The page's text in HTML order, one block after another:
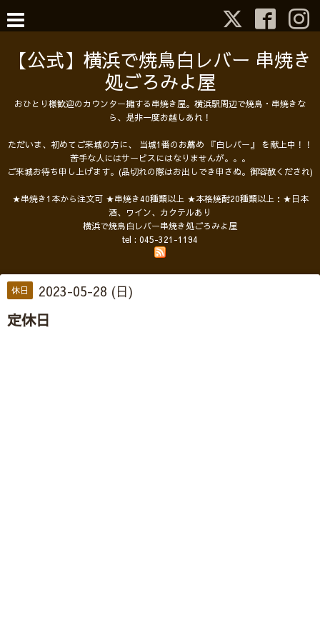
【公式】横浜で焼鳥白レバー 串焼き
処ごろみよ屋
おひとり様歓迎のカウンター擁する串焼き屋。横浜駅周辺で焼鳥・串焼きな
ら、是非一度お越しあれ！
ただいま、初めてご来城の方に、 当城1番のお薦め 『白レバー』 を献上中！！
苦手な人にはサービスにはなりませんが。。。
ご来城お待ち申し上げます。(品切れの際はお出しでき申さぬ。御容赦くだされ)
★串焼き1本から注文可 ★串焼き40種類以上 ★本格焼酎20種類以上：★日本
酒、ワイン、カクテルあり
横浜で焼鳥白レバー串焼き処ごろみよ屋
tel : 045-321-1194
休日 2023-05-28 (日)
定休日